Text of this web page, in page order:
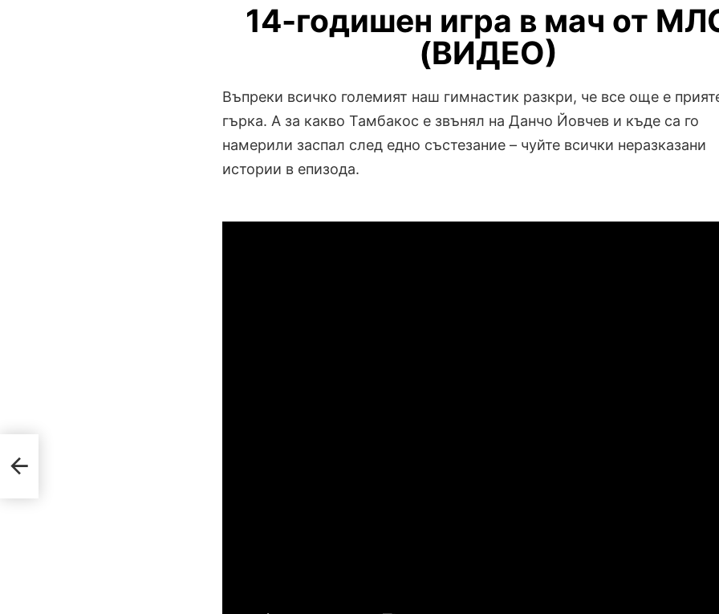
14-годишен игра в мач от
(ВИДЕО)
Въпреки всичко големият наш гимнастик разкри, че все още е
гърка. А за какво Тамбакос е звънял на Данчо Йовчев и къде са го
намерили заспал след едно състезание – чуйте всички неразказани
истории в епизода.